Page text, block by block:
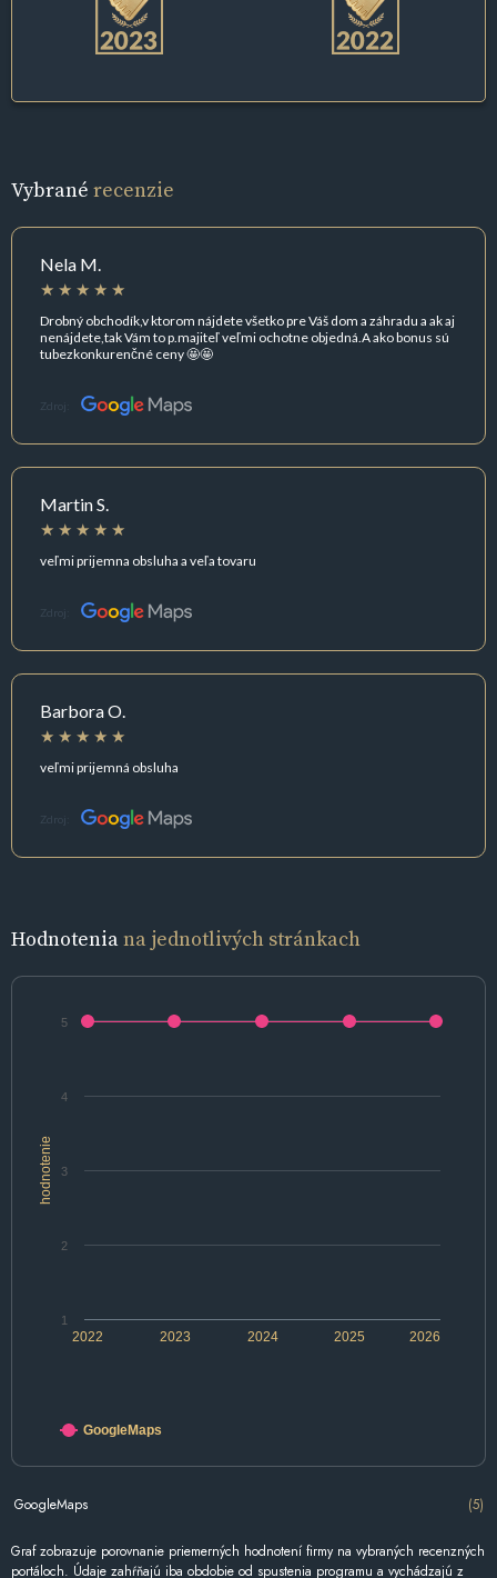
Vybrané recenzie
Nela M.
Drobný obchodík,v ktorom nájdete všetko pre Váš dom a záhradu a ak aj
nenájdete,tak Vám to p.majiteľ veľmi ochotne objedná.A ako bonus sú
tubezkonkurenčné ceny 🤩🤩
Zdroj:
Martin S.
veľmi prijemna obsluha a veľa tovaru
Zdroj:
Barbora O.
veľmi prijemná obsluha
Zdroj:
Hodnoteniana jednotlivých stránkach
hodnotenie
2022 2024 2026
2023 2025
1
2
3
4
5
GoogleMaps
GoogleMaps (5)
Graf zobrazuje porovnanie priemerných hodnotení firmy na vybraných recenzných
portáloch. Údaje zahŕňajú iba obdobie od spustenia programu a vychádzajú z